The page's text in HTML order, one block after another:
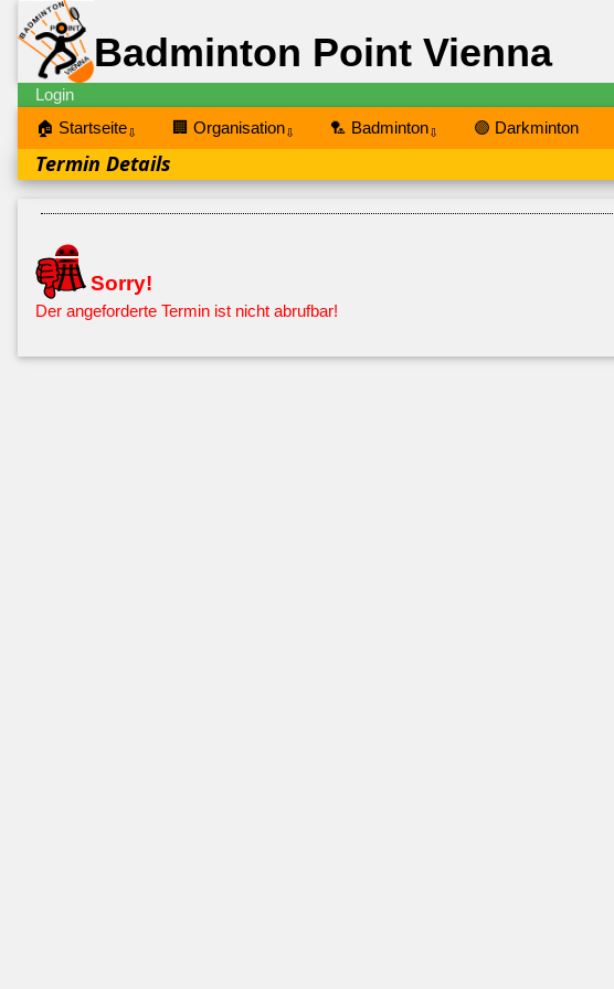
Badminton Point Vienna
Login
🏠 Startseite⇩ 🏢 Organisation⇩ 🏸 Badminton⇩ 🟣 Darkminton
Termin Details
Sorry!
Der angeforderte Termin ist nicht abrufbar!